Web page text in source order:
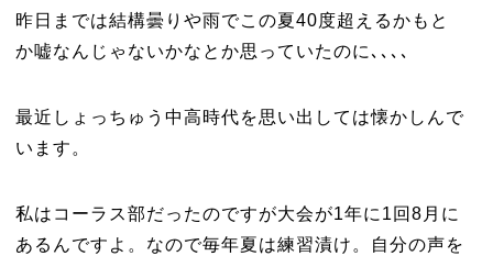
昨日までは結構曇りや雨でこの夏40度超えるかもと
か嘘なんじゃないかなとか思っていたのに､､､､
最近しょっちゅう中高時代を思い出しては懐かしんで
います。
私はコーラス部だったのですが大会が1年に1回8月に
あるんですよ。なので毎年夏は練習漬け。自分の声を